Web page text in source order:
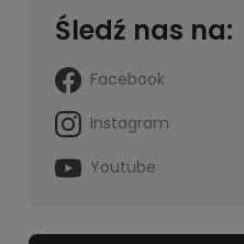
Śledź nas na:
Facebook
Instagram
Youtube